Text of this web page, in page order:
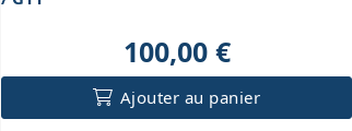
100,00 €
Ajouter au panier